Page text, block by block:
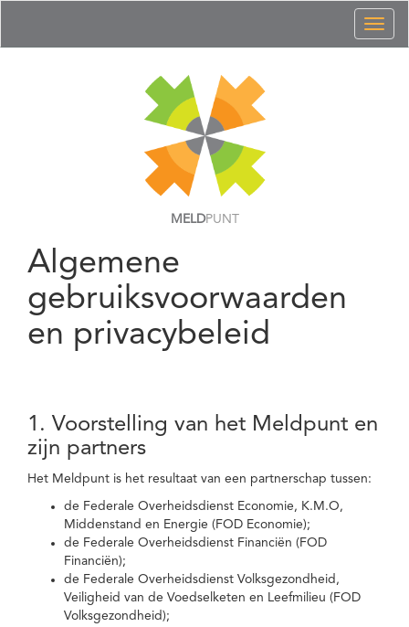
MELDPUNT
Algemene
gebruiksvoorwaarden
en privacybeleid
1. Voorstelling van het Meldpunt en
zijn partners
Het Meldpunt is het resultaat van een partnerschap tussen:
de Federale Overheidsdienst Economie, K.M.O,
Middenstand en Energie (FOD Economie);
de Federale Overheidsdienst Financiën (FOD
Financiën);
de Federale Overheidsdienst Volksgezondheid,
Veiligheid van de Voedselketen en Leefmilieu (FOD
Volksgezondheid);